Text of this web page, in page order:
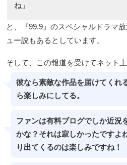
ね」
と、『99.9』のスペシャルドラマ
ュー説もあるとしています。
そして、この報道を受けてネット上
彼なら素敵な作品を届けてくれ
ら楽しみにしてる。
ファンは有料ブログでしか近況
かな？それは寂しかったですよ
り出てくるのは楽しみですね！